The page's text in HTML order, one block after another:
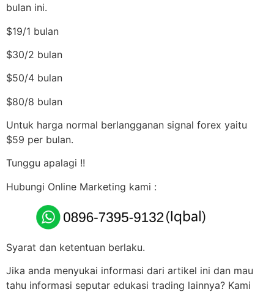
bulan ini.
$19/1 bulan
$30/2 bulan
$50/4 bulan
$80/8 bulan
Untuk harga normal berlangganan signal forex yaitu
$59 per bulan.
Tunggu apalagi !!
Hubungi Online Marketing kami :
Syarat dan ketentuan berlaku.
Jika anda menyukai informasi dari artikel ini dan mau
tahu informasi seputar edukasi trading lainnya? Kami